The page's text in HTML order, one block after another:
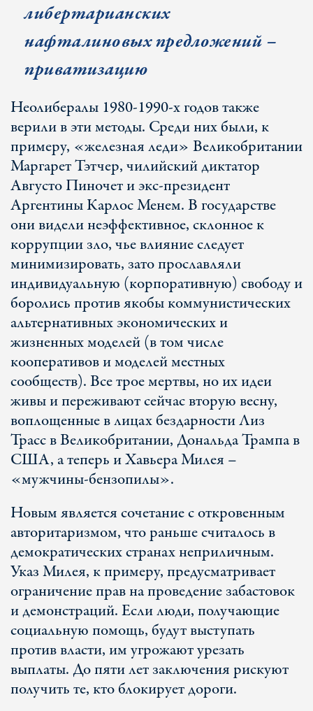
либертарианских
нафталиновых предложений –
приватизацию
Неолибералы 1980-1990-х годов также
верили в эти методы. Среди них были, к
примеру, «железная леди» Великобритании
Маргарет Тэтчер, чилийский диктатор
Августо Пиночет и экс-президент
Аргентины Карлос Менем. В государстве
они видели неэффективное, склонное к
коррупции зло, чье влияние следует
минимизировать, зато прославляли
индивидуальную (корпоративную) свободу и
боролись против якобы коммунистических
альтернативных экономических и
жизненных моделей (в том числе
кооперативов и моделей местных
сообществ). Все трое мертвы, но их идеи
живы и переживают сейчас вторую весну,
воплощенные в лицах бездарности Лиз
Трасс в Великобритании, Дональда Трампа в
США, а теперь и Хавьера Милея –
«мужчины-бензопилы».
Новым является сочетание с откровенным
авторитаризмом, что раньше считалось в
демократических странах неприличным.
Указ Милея, к примеру, предусматривает
ограничение прав на проведение забастовок
и демонстраций. Если люди, получающие
социальную помощь, будут выступать
против власти, им угрожают урезать
выплаты. До пяти лет заключения рискуют
получить те, кто блокирует дороги.